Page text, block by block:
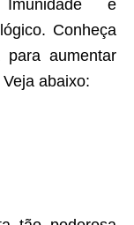
e
Conheça
aumentar
abaixo: